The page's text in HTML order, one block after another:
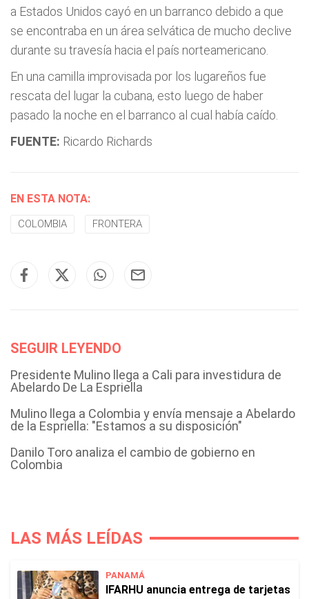
a Estados Unidos cayó en un barranco debido a que
se encontraba en un área selvática de mucho declive
durante su travesía hacia el país norteamericano.
En una camilla improvisada por los lugareños fue
rescata del lugar la cubana, esto luego de haber
pasado la noche en el barranco al cual había caído.
FUENTE: Ricardo Richards
EN ESTA NOTA:
COLOMBIA FRONTERA
SEGUIR LEYENDO
Presidente Mulino llega a Cali para investidura de
Abelardo De La Espriella
Mulino llega a Colombia y envía mensaje a Abelardo
de la Espriella: "Estamos a su disposición"
Danilo Toro analiza el cambio de gobierno en
Colombia
LAS MÁS LEÍDAS
PANAMÁ
IFARHU anuncia entrega de tarjetas